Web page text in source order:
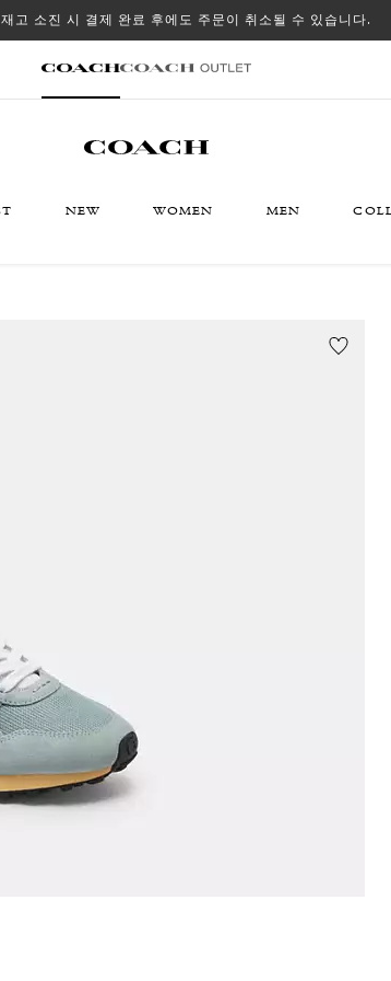
고 소진 시 결제 완료 후에도 주문이 취소될 수 있습니다.
NEW WOMEN MEN